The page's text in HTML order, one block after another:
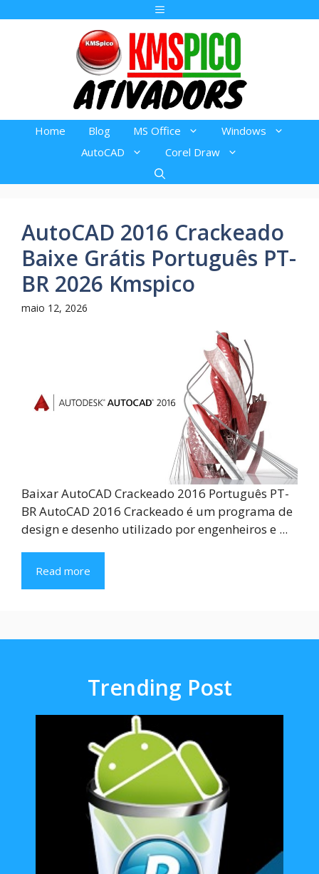
Menu
Home Blog MS Office
Windows
AutoCAD
Corel Draw
AutoCAD 2016 Crackeado
Baixe Grátis Português PT-
BR 2026 Kmspico
maio 12, 2026
Baixar AutoCAD Crackeado 2016 Português PT-
BR AutoCAD 2016 Crackeado é um programa de
design e desenho utilizado por engenheiros e ...
Read more
Trending Post